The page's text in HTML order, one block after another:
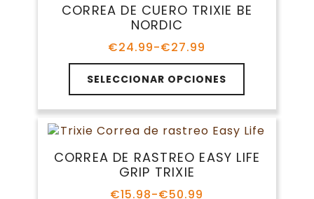
opciones
pueden
elegir
la
página
de
producto
CORREA DE CUERO TRIXIE BE
NORDIC
€24.99-€27.99
Rango
de
precios:
desde
€24.99
hasta
€27.99
SELECCIONAR OPCIONES
Este
producto
tiene
múltiples
variantes.
opciones
pueden
CORREA DE RASTREO EASY LIFE
GRIP TRIXIE
€15.98-€50.99